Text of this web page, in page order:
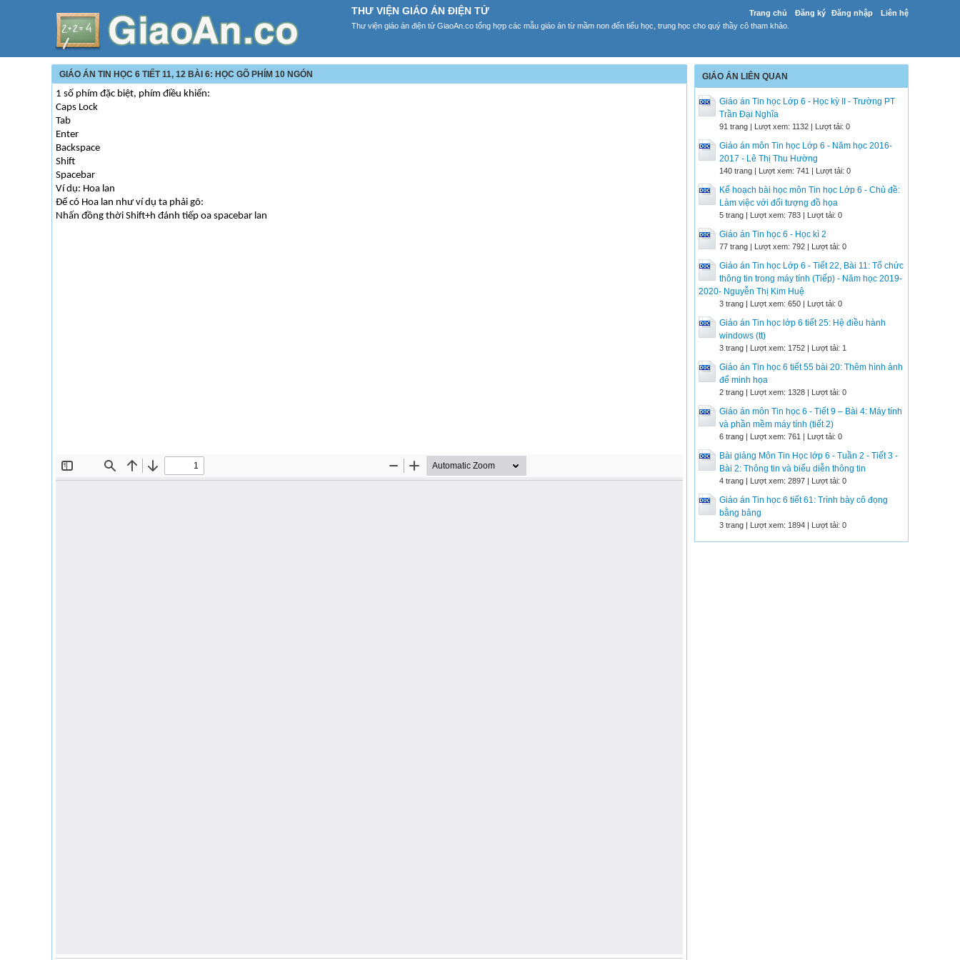
Trang chủ Đăng ký Đăng nhập Liên hệ
THƯ VIỆN GIÁO ÁN ĐIỆN TỬ
Thư viện giáo án điện tử GiaoAn.co tổng hợp các mẫu giáo án từ mầm non đến tiểu học, trung học cho quý thầy cô tham khảo.
GIÁO ÁN TIN HỌC 6 TIẾT 11, 12 BÀI 6: HỌC GÕ PHÍM 10 NGÓN
1 số phím đặc biệt, phím điều khiển:
Caps Lock
Tab
Enter
Backspace
Shift
Spacebar
Ví dụ: Hoa lan
Để có Hoa lan như ví dụ ta phải gõ:
Nhấn đồng thời Shift+h đánh tiếp oa spacebar lan
GIÁO ÁN LIÊN QUAN
Giáo án Tin học Lớp 6 - Học kỳ II - Trường PT
Trần Đại Nghĩa
91 trang | Lượt xem: 1132 | Lượt tải: 0
Giáo án môn Tin học Lớp 6 - Năm học 2016-
2017 - Lê Thị Thu Hường
140 trang | Lượt xem: 741 | Lượt tải: 0
Kế hoạch bài học môn Tin học Lớp 6 - Chủ đề:
Làm việc với đối tượng đồ họa
5 trang | Lượt xem: 783 | Lượt tải: 0
Giáo án Tin học 6 - Học kì 2
77 trang | Lượt xem: 792 | Lượt tải: 0
Giáo án Tin học Lớp 6 - Tiết 22, Bài 11: Tổ chức
thông tin trong máy tính (Tiếp) - Năm học 2019-
2020- Nguyễn Thị Kim Huệ
3 trang | Lượt xem: 650 | Lượt tải: 0
Giáo án Tin học lớp 6 tiết 25: Hệ điều hành
windows (tt)
3 trang | Lượt xem: 1752 | Lượt tải: 1
Giáo án Tin học 6 tiết 55 bài 20: Thêm hình ảnh
để minh họa
2 trang | Lượt xem: 1328 | Lượt tải: 0
Giáo án môn Tin học 6 - Tiết 9 – Bài 4: Máy tính
và phần mềm máy tính (tiết 2)
6 trang | Lượt xem: 761 | Lượt tải: 0
Bài giảng Môn Tin Học lớp 6 - Tuần 2 - Tiết 3 -
Bài 2: Thông tin và biểu diễn thông tin
4 trang | Lượt xem: 2897 | Lượt tải: 0
Giáo án Tin học 6 tiết 61: Trình bày cô đọng
bằng bảng
3 trang | Lượt xem: 1894 | Lượt tải: 0